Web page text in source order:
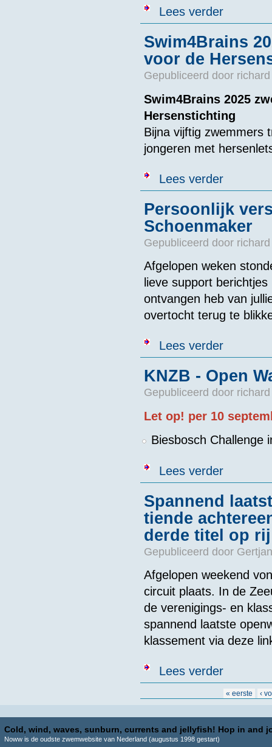
Lees verderover NED -
Swim4Brains
voor de
Gepubliceerd door
Swim4Brains 2025
Hersenstichting
Bijna vijftig zwemmers
jongeren met
Lees verderover
Persoonlijk
Schoenmaker
Gepubliceerd door
Afgelopen weken
lieve support
ontvangen heb van
overtocht terug te
Lees verderover
KNZB - Open
Gepubliceerd door
Let op! per 10
Biesbosch Challenge
Lees verderover KNZB -
Spannend
tiende
derde titel op
Gepubliceerd door
Afgelopen weekend
circuit plaats. In de
de verenigings- en
spannend laatste
klassement viadeze
Lees verderover
« eerste ‹
Cold, wind, waves, sunburn, currents and jellyfish! Hop in and
Noww is de oudste zwemwebsite van Nederland (augustus 1998 gestart)